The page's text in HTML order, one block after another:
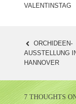
VALENTINSTAG
POST
ORCHIDEEN-
AUSSTELLUNG
HANNOVER
7 THOUGHTS